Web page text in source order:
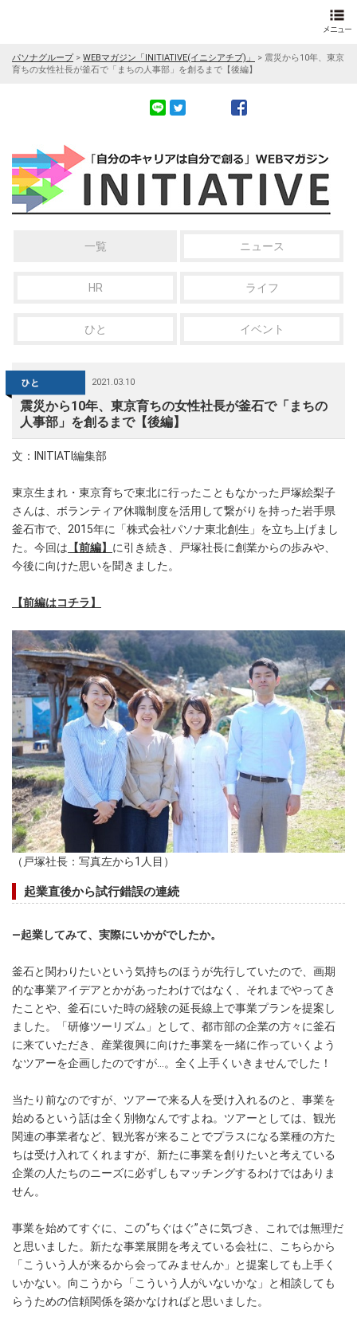
パソナグループ> WEBマガジン「INITIATIVE(イニシアチブ)」 > 震災から10年、東京
育ちの女性社長が釜石で「まちの人事部」を創るまで【後編】
一覧 ニュース
HR ライフ
ひと イベント
2021.03.10
震災から10年、東京育ちの女性社長が釜石で「まちの
人事部」を創るまで【後編】
文：INITIATI編集部
東京生まれ・東京育ちで東北に行ったこともなかった戸塚絵梨子
さんは、ボランティア休職制度を活用して繋がりを持った岩手県
釜石市で、2015年に「株式会社パソナ東北創生」を立ち上げまし
た。今回は 【前編】 に引き続き、戸塚社長に創業からの歩みや、
今後に向けた思いを聞きました。
【前編はコチラ】
（戸塚社長：写真左から1人目）
起業直後から試行錯誤の連続
―起業してみて、実際にいかがでしたか。
釜石と関わりたいという気持ちのほうが先行していたので、画期
的な事業アイデアとかがあったわけではなく、それまでやってき
たことや、釜石にいた時の経験の延長線上で事業プランを提案し
ました。「研修ツーリズム」として、都市部の企業の方々に釜石
に来ていただき、産業復興に向けた事業を一緒に作っていくよう
なツアーを企画したのですが…。全く上手くいきませんでした！
当たり前なのですが、ツアーで来る人を受け入れるのと、事業を
始めるという話は全く別物なんですよね。ツアーとしては、観光
関連の事業者など、観光客が来ることでプラスになる業種の方た
ちは受け入れてくれますが、新たに事業を創りたいと考えている
企業の人たちのニーズに必ずしもマッチングするわけではありま
せん。
事業を始めてすぐに、この“ちぐはぐ”さに気づき、これでは無理だ
と思いました。新たな事業展開を考えている会社に、こちらから
「こういう人が来るから会ってみませんか」と提案しても上手く
いかない。向こうから「こういう人がいないかな」と相談しても
らうための信頼関係を築かなければと思いました。